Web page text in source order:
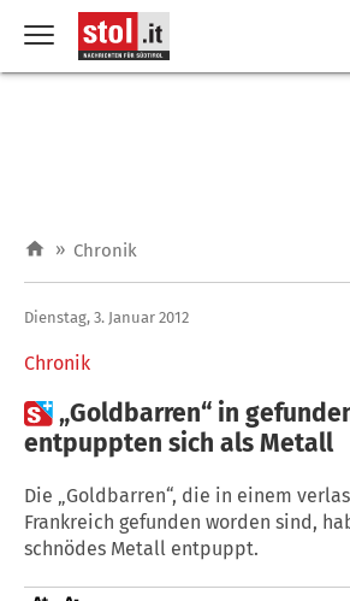
» Chronik
Chronik
Dienstag, 3. Januar 2012
„Goldbarren“ in
entpuppten sich als Metall
Die „Goldbarren“, die in einem
Frankreich gefunden worden sind,
schnödes Metall entpuppt.